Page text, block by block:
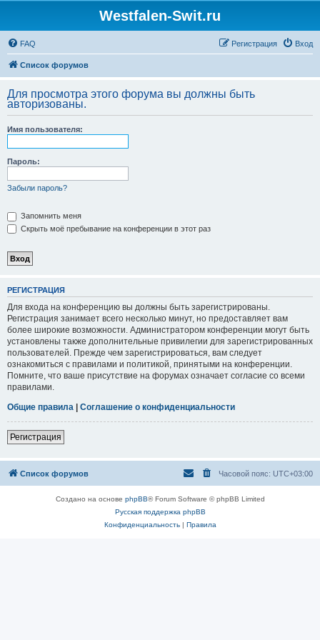
Westfalen-Swit.ru
FAQ Вход
Регистрация
Список форумов
Для просмотра этого форума вы должны быть
авторизованы.
Имя пользователя:
Пароль:
Забыли пароль?
Запомнить меня
Скрыть моё пребывание на конференции в этот раз
РЕГИСТРАЦИЯ
Для входа на конференцию вы должны быть зарегистрированы.
Регистрация занимает всего несколько минут, но предоставляет вам
более широкие возможности. Администратором конференции могут быть
установлены также дополнительные привилегии для зарегистрированных
пользователей. Прежде чем зарегистрироваться, вам следует
ознакомиться с правилами и политикой, принятыми на конференции.
Помните, что ваше присутствие на форумах означает согласие со всеми
правилами.
Общие правила | Соглашение о конфиденциальности
Регистрация
Список форумов Часовой пояс: UTC+03:00
Создано на основе phpBB® Forum Software © phpBB Limited
Русская поддержка phpBB
Конфиденциальность| Правила